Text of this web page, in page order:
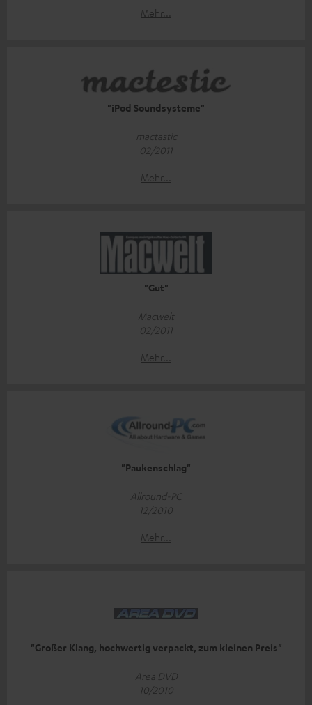
Mehr...
"iPod Soundsysteme"
mactastic
02/2011
Mehr...
"Gut"
Macwelt
02/2011
Mehr...
"Paukenschlag"
Allround-PC
12/2010
Mehr...
"Großer Klang, hochwertig verpackt, zum kleinen Preis"
Area DVD
10/2010